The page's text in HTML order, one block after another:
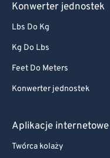
Konwerter jednostek
Lbs Do Kg
Kg Do Lbs
Feet Do Meters
Konwerter jednostek
Aplikacje internetowe
Twórca kolaży